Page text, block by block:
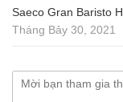
Saeco Gran Baristo
Tháng Bảy 30, 2021